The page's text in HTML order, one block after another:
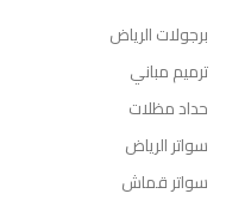
برجولات الرياض
ترميم مباني
حداد مظلات
سواتر الرياض
سواتر قماش